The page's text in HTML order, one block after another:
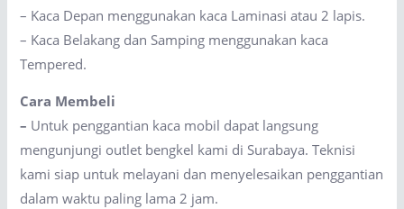
– Kaca Depan menggunakan kaca Laminasi atau 2 lapis.
– Kaca Belakang dan Samping menggunakan kaca
Tempered.
Cara Membeli
– Untuk penggantian kaca mobil dapat langsung
mengunjungi outlet bengkel kami di Surabaya. Teknisi
kami siap untuk melayani dan menyelesaikan penggantian
dalam waktu paling lama 2 jam.